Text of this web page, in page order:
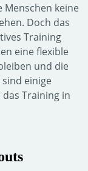
Menschen keine
Doch das
Training
eine flexible
und die
einige
Training in